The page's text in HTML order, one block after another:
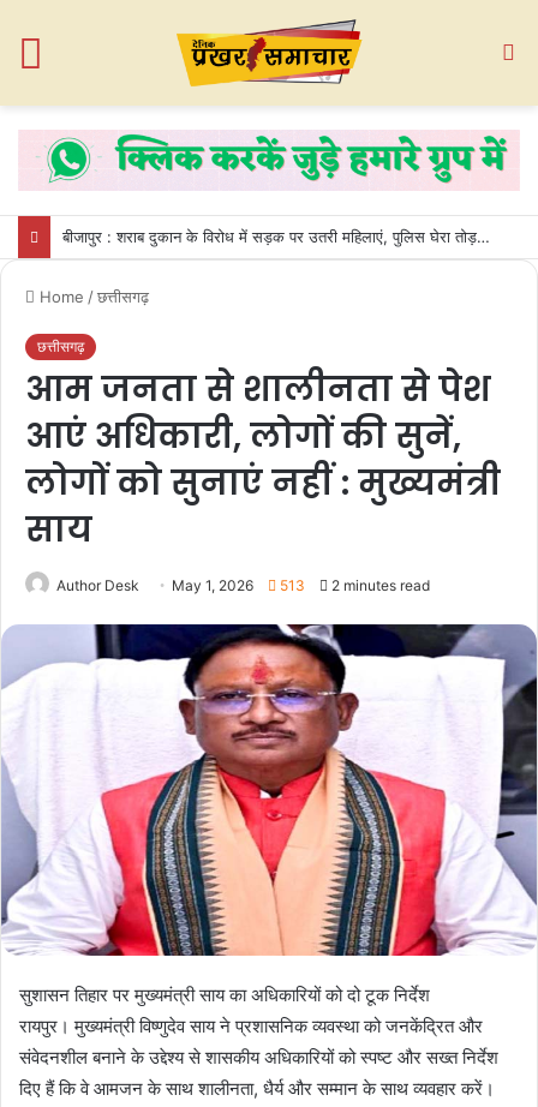
बीजापुर : शराब दुकान के विरोध में सड़क पर उतरी महिलाएं, पुलिस घेरा तोड़कर गेट तोड़ा
Home /छत्तीसगढ़
छत्तीसगढ़
आम जनता से शालीनता से पेश
आएं अधिकारी, लोगों की सुनें,
लोगों को सुनाएं नहीं : मुख्यमंत्री
साय
Author Desk May 1, 2026 513 2 minutes read
सुशासन तिहार पर मुख्यमंत्री साय का अधिकारियों को दो टूक निर्देश
रायपुर। मुख्यमंत्री विष्णुदेव साय ने प्रशासनिक व्यवस्था को जनकेंद्रित और
संवेदनशील बनाने के उद्देश्य से शासकीय अधिकारियों को स्पष्ट और सख्त निर्देश
दिए हैं कि वे आमजन के साथ शालीनता, धैर्य और सम्मान के साथ व्यवहार करें।